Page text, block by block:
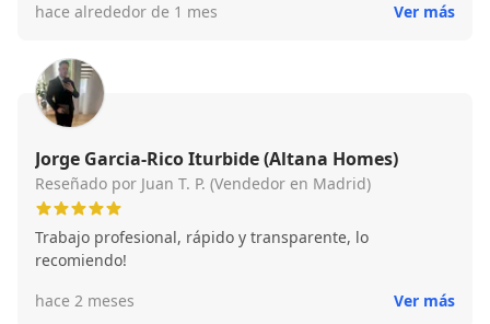
hace alrededor de 1 mes
Ver más
Jorge Garcia-Rico Iturbide (Altana Homes)
Reseñado por Juan T. P. (Vendedor en Madrid)
Trabajo profesional, rápido y transparente, lo
recomiendo!
hace 2 meses
Ver más